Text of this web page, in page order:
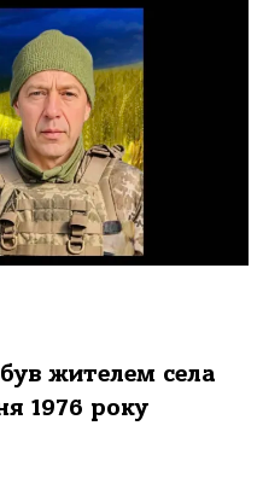
жителем села
1976 року